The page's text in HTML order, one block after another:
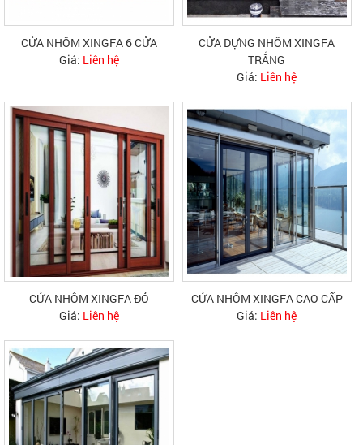
CỬA NHÔM XINGFA 6 CỬA
Giá: Liên hệ
CỬA DỰNG NHÔM XINGFA
TRẮNG
Giá: Liên hệ
CỬA NHÔM XINGFA ĐỎ
Giá: Liên hệ
CỬA NHÔM XINGFA CAO CẤP
Giá: Liên hệ